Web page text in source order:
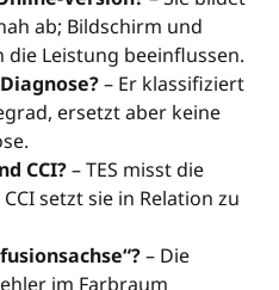
ab; Bildschirm und
Leistung beeinflussen.
– Er klassifiziert
ersetzt aber keine
CCI?– TES misst die
setzt sie in Relation zu
– Die
im Farbraum